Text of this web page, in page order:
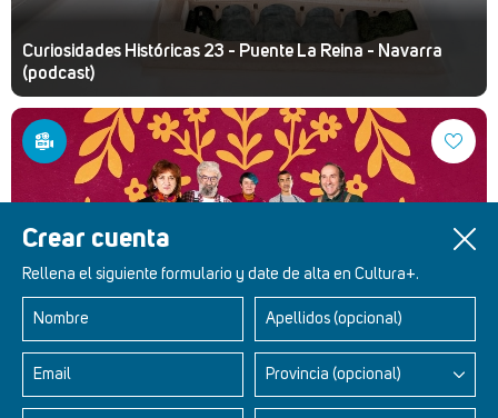
Crear cuenta
Rellena el siguiente formulario y date de alta en Cultura+.
Nombre Apellidos (opcional)
Email Provincia (opcional)
Curiosidades Históricas 23 - Puente La Reina - Navarra
(podcast)
El folk de hoy - Centro Cerámico de Talavera